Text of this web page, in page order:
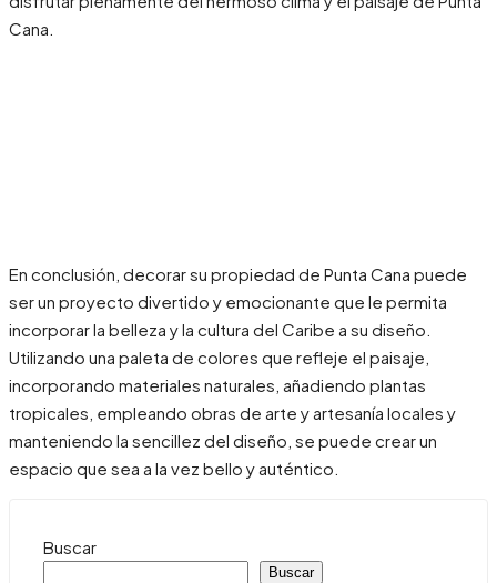
Cana.
En conclusión, decorar su propiedad de Punta Cana puede
ser un proyecto divertido y emocionante que le permita
incorporar la belleza y la cultura del Caribe a su diseño.
Utilizando una paleta de colores que refleje el paisaje,
incorporando materiales naturales, añadiendo plantas
tropicales, empleando obras de arte y artesanía locales y
manteniendo la sencillez del diseño, se puede crear un
espacio que sea a la vez bello y auténtico.
Buscar
Buscar